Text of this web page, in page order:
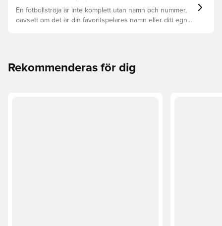
En fotbollströja är inte komplett utan namn och nummer,
oavsett om det är din favoritspelares namn eller ditt egna.
Rekommenderas för dig